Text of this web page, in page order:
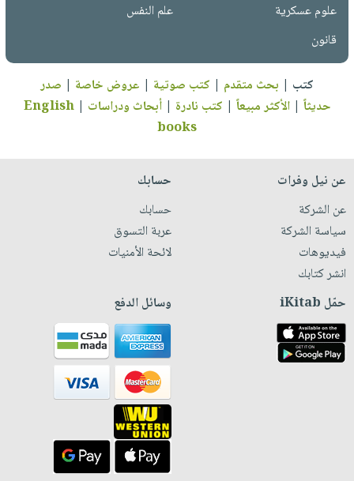
علوم عسكرية
علم النفس
قانون
كتب | بحث متقدم | كتب صوتية | عروض خاصة | صدر
حديثاً |الأكثر مبيعاً | كتب نادرة |أبحاث ودراسات |
English
books
عن نيل وفرات
عن الشركة
سياسة الشركة
فيديوهات
انشر كتابك
حسابك
حسابك
عربة التسوق
لائحة الأمنيات
حمّل iKitab وسائل الدفع